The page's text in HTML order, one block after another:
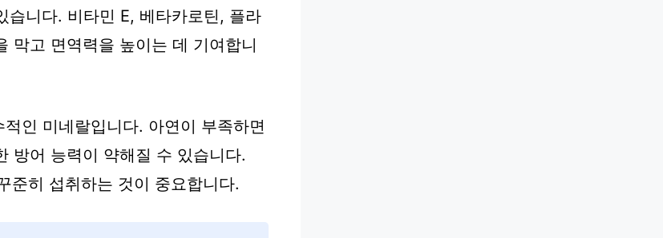
습니다. 비타민 E, 베타카로틴, 플라
막고 면역력을 높이는 데 기여합니
인 미네랄입니다. 아연이 부족하면
방어 능력이 약해질 수 있습니다.
준히 섭취하는 것이 중요합니다.